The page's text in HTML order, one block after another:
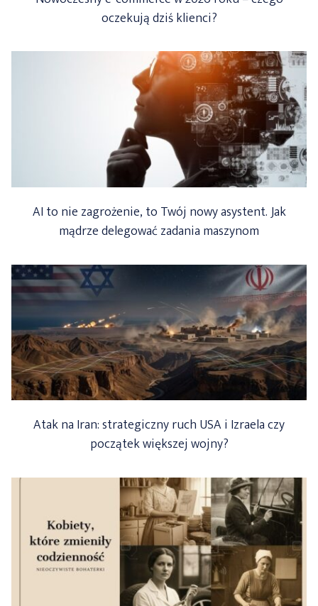
oczekują dziś klienci?
AI to nie zagrożenie, to Twój nowy asystent. Jak
mądrze delegować zadania maszynom
Atak na Iran: strategiczny ruch USA i Izraela czy
początek większej wojny?